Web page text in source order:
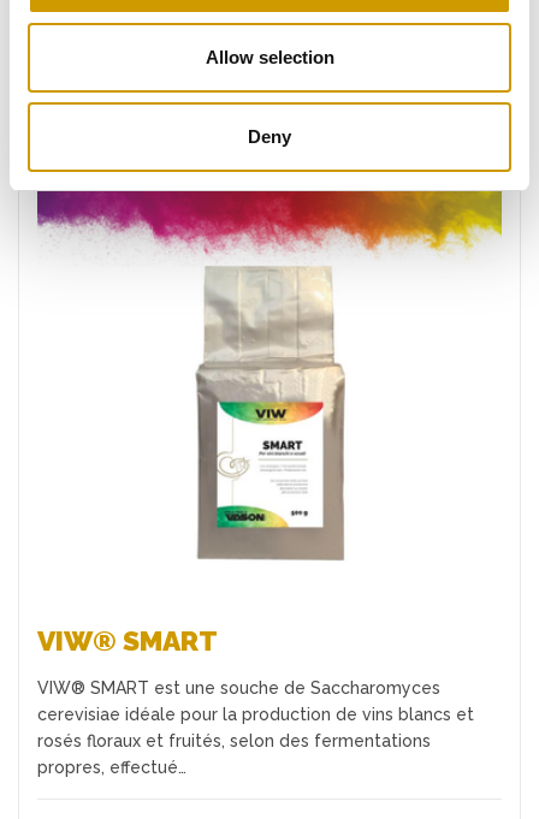
Allow selection
Deny
FAVORIS
Favoris
VIW® SMART
VIW® SMART est une souche de Saccharomyces
cerevisiae idéale pour la production de vins blancs et
rosés floraux et fruités, selon des fermentations
propres, effectué…